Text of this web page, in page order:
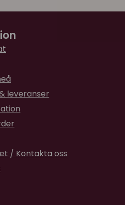
leveranser
/ Kontakta oss